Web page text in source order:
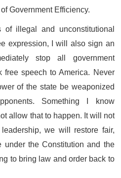
Government Efficiency.
illegal and unconstitutional
expression, I will also sign an
stop all government
free speech to America. Never
of the state be weaponized
Something I know
allow that to happen. It will not
we will restore fair,
under the Constitution and the
to bring law and order back to